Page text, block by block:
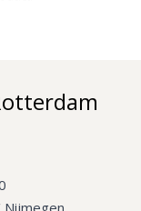
Nijmegen